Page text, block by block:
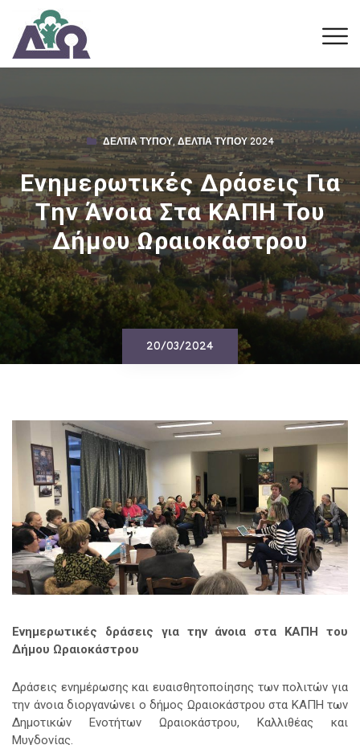
ΔΕΛΤΊΑ ΤΎΠΟΥ, ΔΕΛΤΊΑ ΤΎΠΟΥ 2024
Ενημερωτικές Δράσεις Για
Την Άνοια Στα ΚΑΠΗ Του
Δήμου Ωραιοκάστρου
20/03/2024
Ενημερωτικές δράσεις για την άνοια στα ΚΑΠΗ του
Δήμου Ωραιοκάστρου
Δράσεις ενημέρωσης και ευαισθητοποίησης των πολιτών για
την άνοια διοργανώνει ο δήμος Ωραιοκάστρου στα ΚΑΠΗ των
Δημοτικών Ενοτήτων Ωραιοκάστρου, Καλλιθέας και
Μυγδονίας.